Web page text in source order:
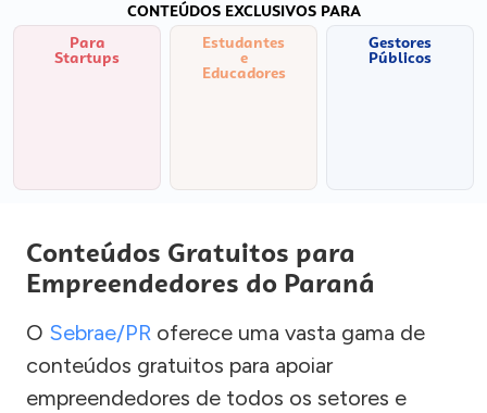
CONTEÚDOS EXCLUSIVOS PARA
Para
Startups
Estudantes
e
Educadores
Gestores
Públicos
Conteúdos Gratuitos para
Empreendedores do Paraná
O Sebrae/PR oferece uma vasta gama de
conteúdos gratuitos para apoiar
empreendedores de todos os setores e